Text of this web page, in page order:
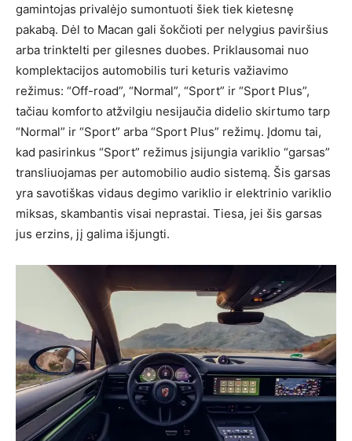
gamintojas privalėjo sumontuoti šiek tiek kietesnę
pakabą. Dėl to Macan gali šokčioti per nelygius paviršius
arba trinktelti per gilesnes duobes. Priklausomai nuo
komplektacijos automobilis turi keturis važiavimo
režimus: “Off-road”, “Normal”, “Sport” ir “Sport Plus”,
tačiau komforto atžvilgiu nesijaučia didelio skirtumo tarp
“Normal” ir “Sport” arba “Sport Plus” režimų. Įdomu tai,
kad pasirinkus “Sport” režimus įsijungia variklio “garsas”
transliuojamas per automobilio audio sistemą. Šis garsas
yra savotiškas vidaus degimo variklio ir elektrinio variklio
miksas, skambantis visai neprastai. Tiesa, jei šis garsas
jus erzins, jį galima išjungti.